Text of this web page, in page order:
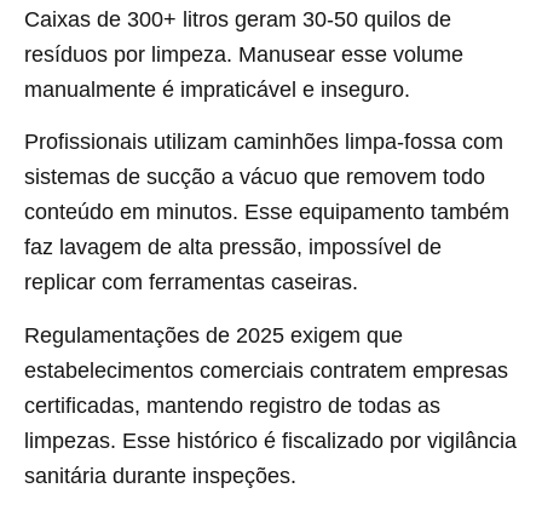
Caixas de 300+ litros geram 30-50 quilos de
resíduos por limpeza. Manusear esse volume
manualmente é impraticável e inseguro.
Profissionais utilizam caminhões limpa-fossa com
sistemas de sucção a vácuo que removem todo
conteúdo em minutos. Esse equipamento também
faz lavagem de alta pressão, impossível de
replicar com ferramentas caseiras.
Regulamentações de 2025 exigem que
estabelecimentos comerciais contratem empresas
certificadas, mantendo registro de todas as
limpezas. Esse histórico é fiscalizado por vigilância
sanitária durante inspeções.